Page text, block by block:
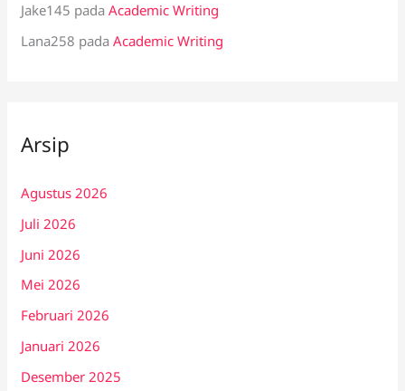
Jake145 padaAcademic Writing
Lana258 padaAcademic Writing
Arsip
Agustus 2026
Juli 2026
Juni 2026
Mei 2026
Februari 2026
Januari 2026
Desember 2025